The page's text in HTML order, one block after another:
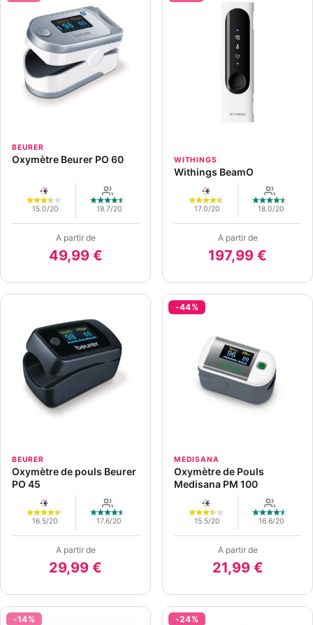
< 30 €
POUR UN ENFANT ?
BEURER
Oxymètre Beurer PO 60
15.0/20 18.7/20
A partir de
49,99 €
WITHINGS
Withings BeamO
17.0/20 18.0/20
A partir de
197,99 €
BEURER
Oxymètre de pouls Beurer
PO 45
16.5/20 17.6/20
A partir de
29,99 €
-44%
MEDISANA
Oxymètre de Pouls
Medisana PM 100
15.5/20 16.6/20
A partir de
21,99 €
-14% -24%